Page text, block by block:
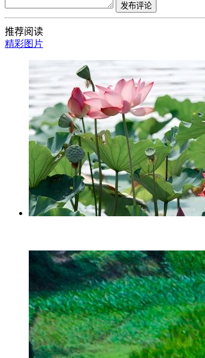
发布评论
推荐阅读